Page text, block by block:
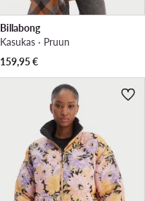
Billabong
Kasukas · Pruun
159,95€